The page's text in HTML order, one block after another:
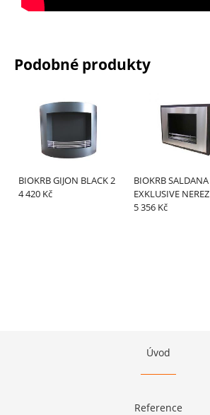
Podobné produkty
BIOKRB GIJON BLACK 2
4 420 Kč
BIOKRB SALDANA
EXKLUSIVE NEREZ
5 356 Kč
Úvod
Reference